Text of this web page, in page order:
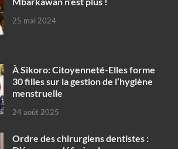
25 mai 2024
À Sikoro: Citoyenneté-Elles forme
30 filles sur la gestion de l’hygiène
menstruelle
24 août 2025
Ordre des chirurgiens dentistes :